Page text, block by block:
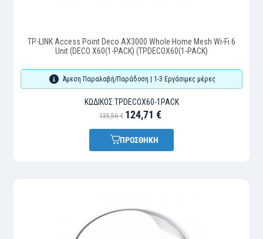
TP-LINK Access Point Deco AX3000 Whole Home Mesh Wi-Fi 6
Unit (DECO X60(1-PACK) (TPDECOX60(1-PACK)
Άμεση Παραλαβή/Παράδοση | 1-3 Εργάσιμες μέρες
ΚΩΔΙΚΌΣ:TPDECOX60-1PACK
135,56 € 124,71 €
ΠΡΟΣΘΗΚΗ